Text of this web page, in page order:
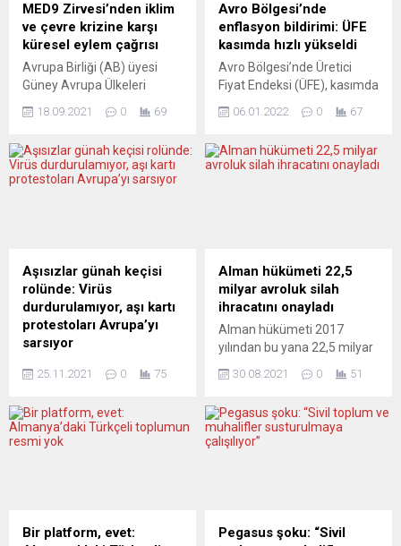
MED9 Zirvesi’nden iklim
ve çevre krizine karşı
küresel eylem çağrısı
Avrupa Birliği (AB) üyesi
Güney Avrupa Ülkeleri
yayımlanan Atina
iklim ve çevre krizi ile
mücadele için özel sektör ve
Atina’da İspanya, İtalya,
Malta, Portekiz, Güney Kıbrıs
Rum Yönetimi (GKRY),
Fransa, Hırvatistan ve
Slovenya’nın...
18.09.2021 0 69
Avro Bölgesi’nde
enflasyon bildirimi: ÜFE
kasımda hızlı yükseldi
Avro Bölgesi’nde Üretici
Fiyat Endeksi (ÜFE), kasımda
göre yüzde 23,7 arttı.
(Eurostat), Avrupa Birliği
aynı dönemine göre de
yüzde 23,7...
06.01.2022 0 67
Aşısızlar günah keçisi
rolünde: Virüs
durdurulamıyor, aşı kartı
protestoları Avrupa’yı
sarsıyor
rağmen virüs Avrupa’da
Hükümetler, bugüne dek
uyguladıkları salgın
patlamalara gebe…
25.11.2021 0 75
Alman hükümeti 22,5
milyar avroluk silah
ihracatını onayladı
Alman hükümeti 2017
yılından bu yana 22,5 milyar
endüstrisi” ihracatını
teçhizat Macaristan ve
ABD’ye satıldı. Son 20 yılda
önergesini yanıtlayan
30.08.2021 0 51
Bir platform, evet:
Pegasus şoku: “Sivil